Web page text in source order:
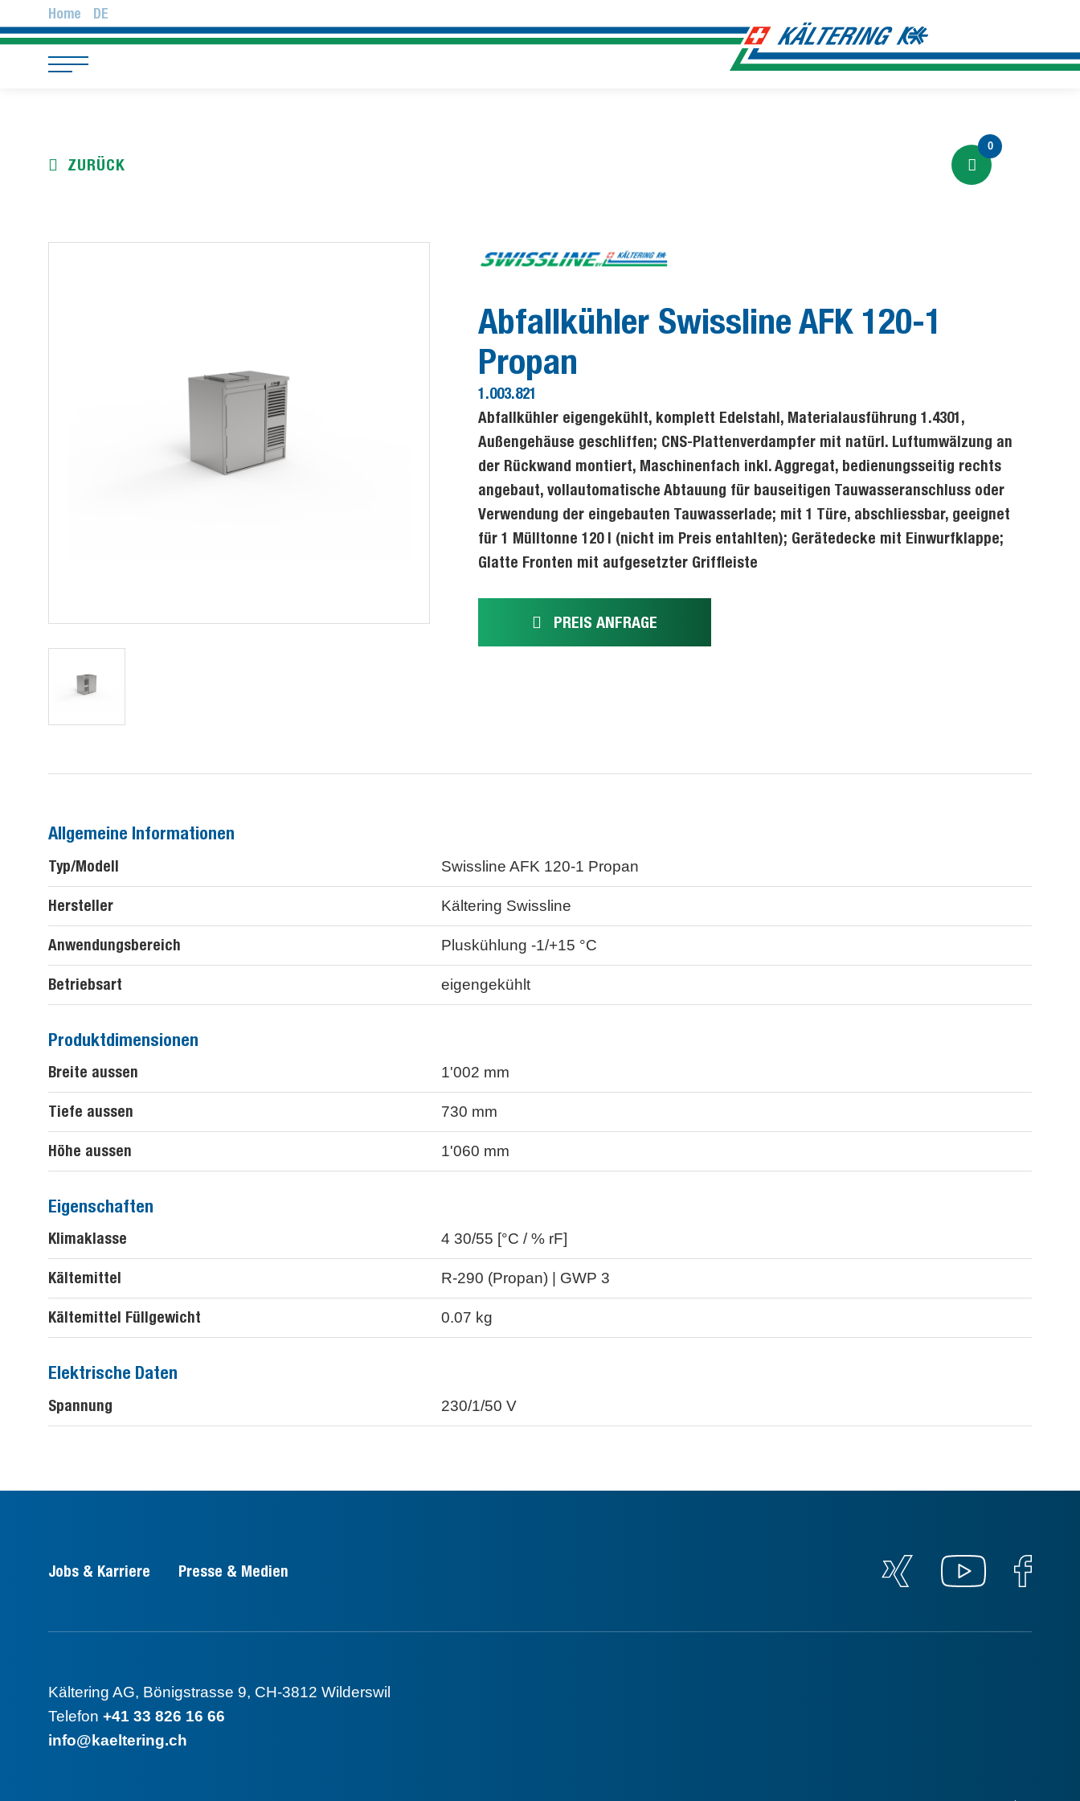
Home DE
0
ZURÜCK
Abfallkühler Swissline AFK 120-1
Propan
1.003.821
Abfallkühler eigengekühlt, komplett Edelstahl, Materialausführung 1.4301,
Außengehäuse geschliffen; CNS-Plattenverdampfer mit natürl. Luftumwälzung an
der Rückwand montiert, Maschinenfach inkl. Aggregat, bedienungsseitig rechts
angebaut, vollautomatische Abtauung für bauseitigen Tauwasseranschluss oder
Verwendung der eingebauten Tauwasserlade; mit 1 Türe, abschliessbar, geeignet
für 1 Mülltonne 120 l (nicht im Preis entahlten); Gerätedecke mit Einwurfklappe;
Glatte Fronten mit aufgesetzter Griffleiste
PREIS ANFRAGE
Allgemeine Informationen
Typ/Modell Swissline AFK 120-1 Propan
Hersteller Kältering Swissline
Anwendungsbereich Pluskühlung -1/+15 °C
Betriebsart eigengekühlt
Produktdimensionen
Breite aussen 1'002 mm
Tiefe aussen 730 mm
Höhe aussen 1'060 mm
Eigenschaften
Klimaklasse 4 30/55 [°C / % rF]
Kältemittel R-290 (Propan) | GWP 3
Kältemittel Füllgewicht 0.07 kg
Elektrische Daten
Spannung 230/1/50 V
Jobs & Karriere Presse & Medien
Kältering AG, Bönigstrasse 9, CH-3812 Wilderswil
Telefon +41 33 826 16 66
info@kaeltering.ch